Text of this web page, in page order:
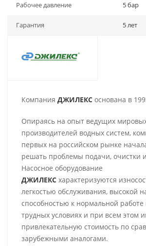
Рабочее давление 5 бар
Гарантия 5 лет
Компания ДЖИЛЕКС основана в
Опираясь на опыт ведущих
производителей водных систем,
первых на российском рынке
решать проблемы подачи, очистки
Насосное оборудование
ДЖИЛЕКС характеризуются
легкостью обслуживания, высокой
способностью к нормальной
трудных условиях и при всем этом
привлекательную стоимость по
зарубежными аналогами.